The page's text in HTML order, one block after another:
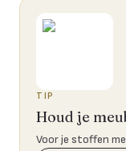
TIP
Houd je
Voor je stoffen